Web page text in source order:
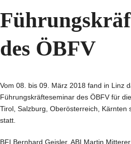
des ÖBFV
Vom 08. bis 09. März 2018 fand in Linz
Führungskräfteseminar des ÖBFV für
Tirol, Salzburg, Oberösterreich, Kärnten
statt.
BFI Bernhard Geisler, ABI Martin